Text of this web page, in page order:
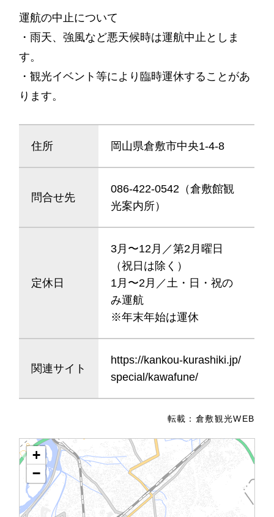
運航の中止について
・雨天、強風など悪天候時は運航中止としま
す。
・観光イベント等により臨時運休することがあ
ります。
住所 岡山県倉敷市中央1-4-8
問合せ先
086-422-0542（倉敷館観
光案内所）
定休日
3月〜12月／第2月曜日
（祝日は除く）
1月〜2月／土・日・祝の
み運航
※年末年始は運休
関連サイト
https://kankou-kurashiki.jp/
special/kawafune/
転載： 倉敷観光WEB
+
−